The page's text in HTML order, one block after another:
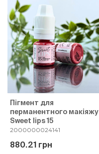
Пігмент для
перманентного макіяжу
Sweet lips 15
2000000024141
880.21 грн